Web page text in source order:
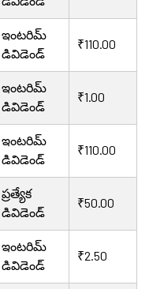
ఇంటరిమ్
డివిడెండ్
₹110.00
ఇంటరిమ్
డివిడెండ్
₹1.00
ఇంటరిమ్
డివిడెండ్
₹110.00
ప్రత్యేక
డివిడెండ్
₹50.00
ఇంటరిమ్
డివిడెండ్
₹2.50